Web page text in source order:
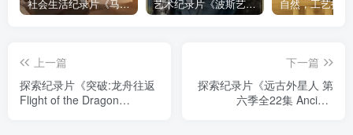
社会生活纪录片《马加拉 Makala》下载 艺术纪录片《波斯艺术 Art of Persia》下载
上一篇
探索纪录片《突破:龙舟往返
Flight of the Dragon
下一篇
探索纪录片《远古外星人 第
六季全22集 Ancient